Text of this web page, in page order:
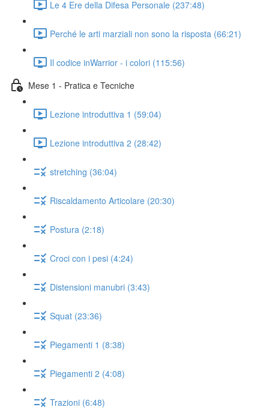
Le 4 Ere della Difesa Personale (237:48)
Perché le arti marziali non sono la risposta (66:21)
Il codice inWarrior - i colori (115:56)
Mese 1 - Pratica e Tecniche
Lezione introduttiva 1 (59:04)
Lezione introduttiva 2 (28:42)
stretching (36:04)
Riscaldamento Articolare (20:30)
Postura (2:18)
Croci con i pesi (4:24)
Distensioni manubri (3:43)
Squat (23:36)
Piegamenti 1 (8:38)
Piegamenti 2 (4:08)
Trazioni (6:48)